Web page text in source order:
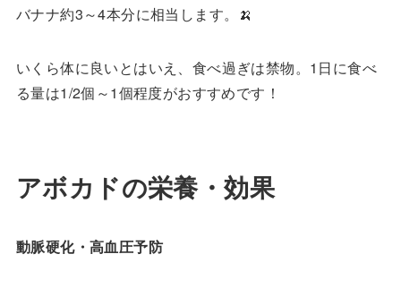
バナナ約3～4本分に相当します。🍌
いくら体に良いとはいえ、食べ過ぎは禁物。1日に食べ
る量は1/2個～1個程度がおすすめです！
アボカドの栄養・効果
動脈硬化・高血圧予防